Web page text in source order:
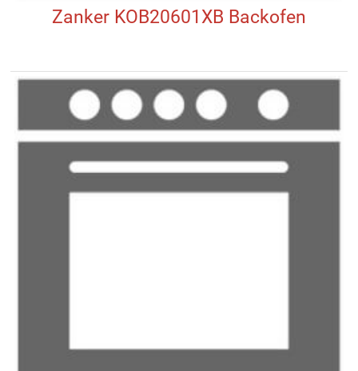
Zanker KOB20601XB Backofen